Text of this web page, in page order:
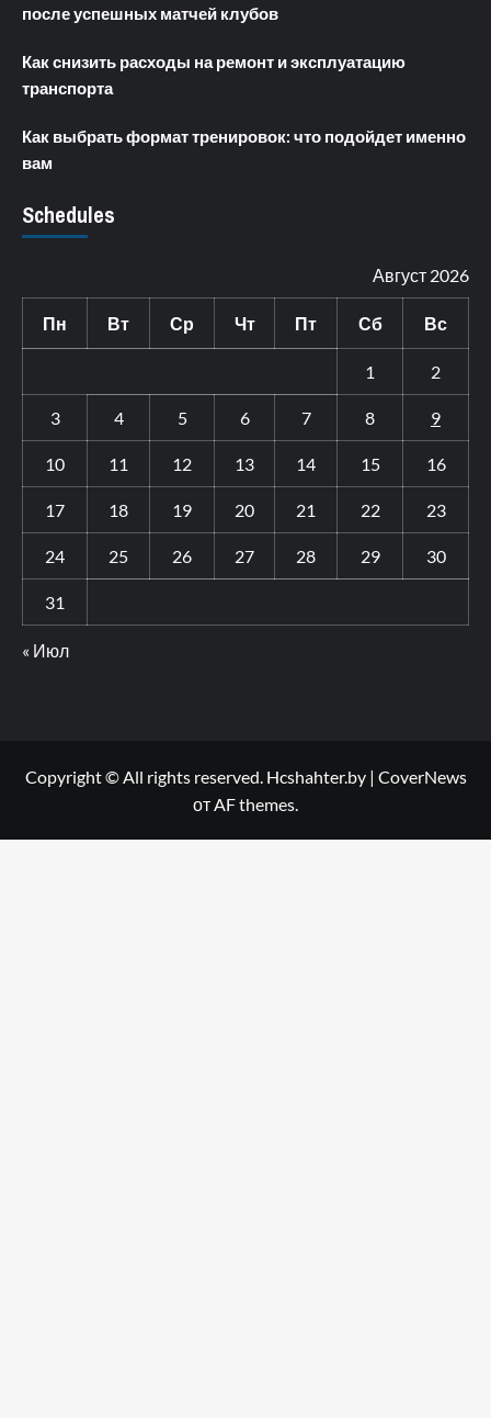
после успешных матчей клубов
Как снизить расходы на ремонт и эксплуатацию
транспорта
Как выбрать формат тренировок: что подойдет именно
вам
Schedules
Август 2026
Пн Вт Ср Чт Пт Сб Вс
1 2
3 4 5 6 7 8 9
10 11 12 13 14 15 16
17 18 19 20 21 22 23
24 25 26 27 28 29 30
31
« Июл
Copyright © All rights reserved. Hcshahter.by | CoverNews
от AF themes.